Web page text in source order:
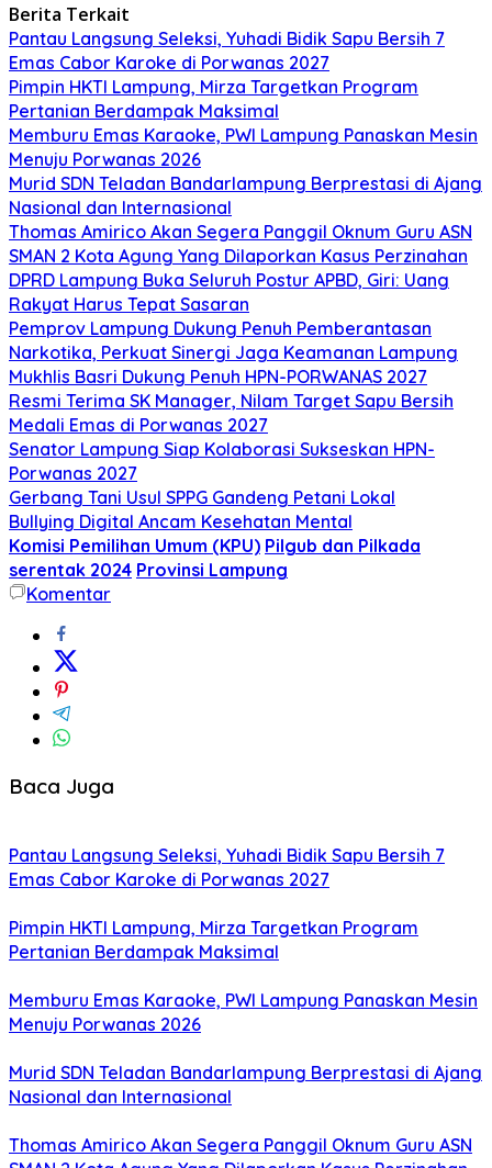
Berita Terkait
Pantau Langsung Seleksi, Yuhadi Bidik Sapu Bersih 7
Emas Cabor Karoke di Porwanas 2027
Pimpin HKTI Lampung, Mirza Targetkan Program
Pertanian Berdampak Maksimal
Memburu Emas Karaoke, PWI Lampung Panaskan Mesin
Menuju Porwanas 2026
Murid SDN Teladan Bandarlampung Berprestasi di Ajang
Nasional dan Internasional
Thomas Amirico Akan Segera Panggil Oknum Guru ASN
SMAN 2 Kota Agung Yang Dilaporkan Kasus Perzinahan
DPRD Lampung Buka Seluruh Postur APBD, Giri: Uang
Rakyat Harus Tepat Sasaran
Pemprov Lampung Dukung Penuh Pemberantasan
Narkotika, Perkuat Sinergi Jaga Keamanan Lampung
Mukhlis Basri Dukung Penuh HPN-PORWANAS 2027
Resmi Terima SK Manager, Nilam Target Sapu Bersih
Medali Emas di Porwanas 2027
Senator Lampung Siap Kolaborasi Sukseskan HPN-
Porwanas 2027
Gerbang Tani Usul SPPG Gandeng Petani Lokal
Bullying Digital Ancam Kesehatan Mental
Komisi Pemilihan Umum (KPU) Pilgub dan Pilkada
serentak 2024 Provinsi Lampung
Komentar
Baca Juga
Pantau Langsung Seleksi, Yuhadi Bidik Sapu Bersih 7
Emas Cabor Karoke di Porwanas 2027
Pimpin HKTI Lampung, Mirza Targetkan Program
Pertanian Berdampak Maksimal
Memburu Emas Karaoke, PWI Lampung Panaskan Mesin
Menuju Porwanas 2026
Murid SDN Teladan Bandarlampung Berprestasi di Ajang
Nasional dan Internasional
Thomas Amirico Akan Segera Panggil Oknum Guru ASN